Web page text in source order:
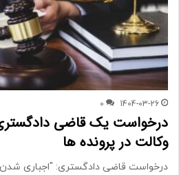
1404-03-26
0
درخواست یک قاضی
وکالت در پرونده ها
درخواست قاضی دادگستری: "اجباری شدن